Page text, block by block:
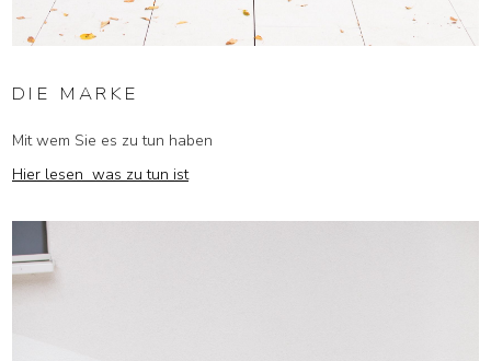
DIE MARKE
Mit wem Sie es zu tun haben
Hier lesen was zu tun ist